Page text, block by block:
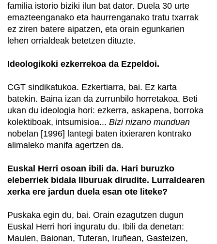
familia istorio biziki ilun bat dator. Duela 30 urte
emazteenganako eta haurrenganako tratu txarrak
ez ziren batere aipatzen, eta orain egunkarien
lehen orrialdeak betetzen dituzte.
Ideologikoki ezkerrekoa da Ezpeldoi.
CGT sindikatukoa. Ezkertiarra, bai. Ez karta
batekin. Baina izan da zurrunbilo horretakoa. Beti
ukan du ideologia hori: ezkerra, askapena, borroka
kolektiboak, intsumisioa... Bizi nizano munduan
nobelan [1996] lantegi baten itxieraren kontrako
alimaleko manifa agertzen da.
Euskal Herri osoan ibili da. Hari buruzko
eleberriek bidaia liburuak dirudite. Lurraldearen
xerka ere jardun duela esan ote liteke?
Puskaka egin du, bai. Orain ezagutzen dugun
Euskal Herri hori inguratu du. Ibili da denetan:
Maulen, Baionan, Tuteran, Iruñean, Gasteizen,